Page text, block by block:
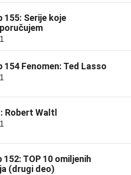
155: Serije koje
154 Fenomen: Ted Lasso
Robert Waltl
TOP 10 omiljenih
(drugi deo)